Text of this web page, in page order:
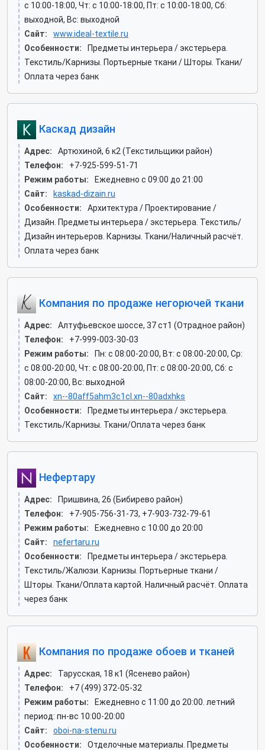
c 10:00-18:00, Чт: c 10:00-18:00, Пт: c 10:00-18:00, Сб:
выходной, Вс: выходной
Сайт:
www.ideal-textile.ru
Особенности:
Предметы интерьера / экстерьера.
Текстиль/Карнизы. Портьерные ткани / Шторы. Ткани/
Оплата через банк
Каскад дизайн
Адрес:
Артюхиной, 6 к2 (Текстильщики район)
Телефон:
+7-925-599-51-71
Режим работы:
Ежедневно с 09:00 до 21:00
Сайт:
kaskad-dizain.ru
Особенности:
Архитектура / Проектирование /
Дизайн. Предметы интерьера / экстерьера. Текстиль/
Дизайн интерьеров. Карнизы. Ткани/Наличный расчёт.
Оплата через банк
Компания по продаже негорючей ткани
Адрес:
Алтуфьевское шоссе, 37 ст1 (Отрадное район)
Телефон:
+7-999-003-30-03
Режим работы:
Пн: c 08:00-20:00, Вт: c 08:00-20:00, Ср:
c 08:00-20:00, Чт: c 08:00-20:00, Пт: c 08:00-20:00, Сб: c
08:00-20:00, Вс: выходной
Сайт:
xn--80aff5ahm3c1cl.xn--80adxhks
Особенности:
Предметы интерьера / экстерьера.
Текстиль/Карнизы. Ткани/Оплата через банк
Нефертару
Адрес:
Пришвина, 26 (Бибирево район)
Телефон:
+7-905-756-31-73, +7-903-732-79-61
Режим работы:
Ежедневно с 10:00 до 20:00
Сайт:
nefertaru.ru
Особенности:
Предметы интерьера / экстерьера.
Текстиль/Жалюзи. Карнизы. Портьерные ткани /
Шторы. Ткани/Оплата картой. Наличный расчёт. Оплата
через банк
Компания по продаже обоев и тканей
Адрес:
Тарусская, 18 к1 (Ясенево район)
Телефон:
+7 (499) 372-05-32
Режим работы:
Ежедневно с 11:00 до 20:00. летний
период: пн-вс 10:00-20:00
Сайт:
oboi-na-stenu.ru
Особенности:
Отделочные материалы. Предметы